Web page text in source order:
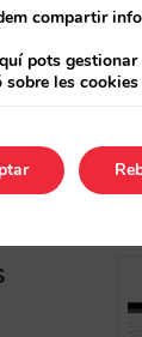
o
compartir
pots
les